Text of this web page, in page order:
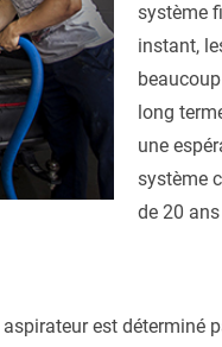
système
instant,
long
une
système
de 20
est déterminé